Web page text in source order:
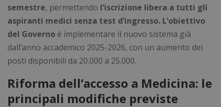
semestre, permettendo l’iscrizione libera a tutti gli
aspiranti medici senza test d’ingresso. L’obiettivo
del Governo è implementare il nuovo sistema già
dall’anno accademico 2025-2026, con un aumento dei
posti disponibili da 20.000 a 25.000.
Riforma dell’accesso a Medicina: le
principali modifiche previste